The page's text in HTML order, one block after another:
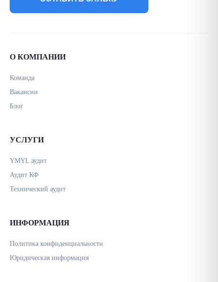
О КОМПАНИИ
Команда
Вакансии
Блог
УСЛУГИ
YMYL аудит
Аудит КФ
Технический аудит
ИНФОРМАЦИЯ
Политика конфиденциальности
Юридическая информация